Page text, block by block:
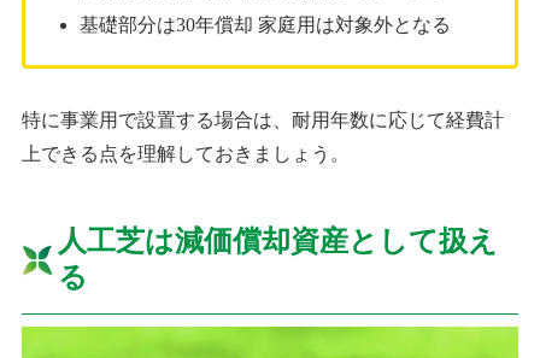
基礎部分は30年償却 家庭用は対象外となる
特に事業用で設置する場合は、耐用年数に応じて経費計
上できる点を理解しておきましょう。
人工芝は減価償却資産として扱え
る